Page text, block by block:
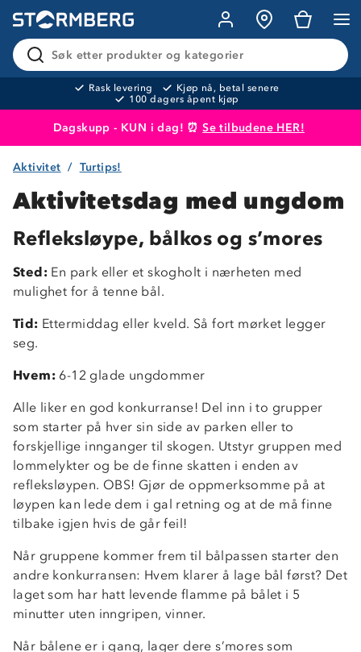
Søk etter produkter og kategorier
Rask levering
Kjøp nå, betal senere
100 dagers åpent kjøp
Dagskupp - KUN i dag! ⏰Se tilbudene HER!
Produktet er lagt i handlekurven
Aktivitet Turtips!
Aktivitetsdag med ungdom
Refleksløype, bålkos og s’mores
Sted: En park eller et skogholt i nærheten med
mulighet for å tenne bål.
Tid: Ettermiddag eller kveld. Så fort mørket legger
seg.
Hvem: 6-12 glade ungdommer
Alle liker en god konkurranse! Del inn i to grupper
som starter på hver sin side av parken eller to
forskjellige innganger til skogen. Utstyr gruppen med
lommelykter og be de finne skatten i enden av
refleksløypen. OBS! Gjør de oppmerksomme på at
løypen kan lede dem i gal retning og at de må finne
tilbake igjen hvis de går feil!
Når gruppene kommer frem til bålpassen starter den
andre konkurransen: Hvem klarer å lage bål først? Det
laget som har hatt levende flamme på bålet i 5
minutter uten inngripen, vinner.
Når bålene er i gang, lager dere s’mores som